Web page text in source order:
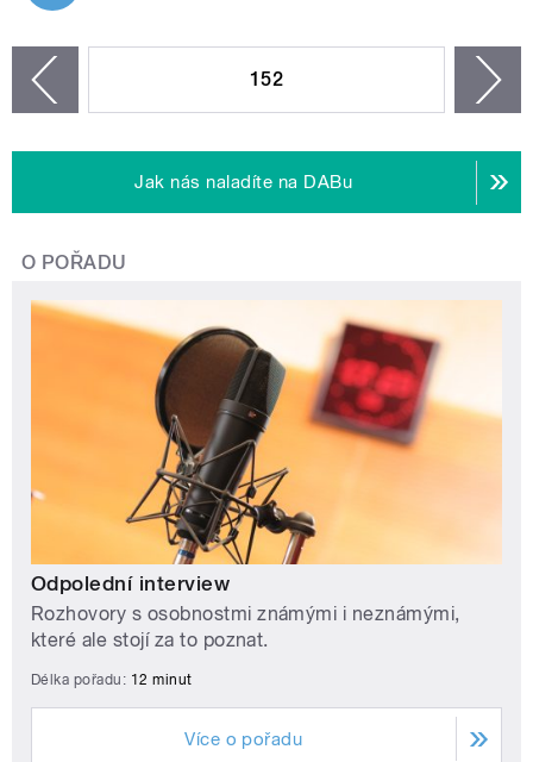
152
Jak nás naladíte na DABu
O POŘADU
Odpolední interview
Rozhovory s osobnostmi známými i neznámými,
které ale stojí za to poznat.
Délka pořadu: 12 minut
Více o pořadu